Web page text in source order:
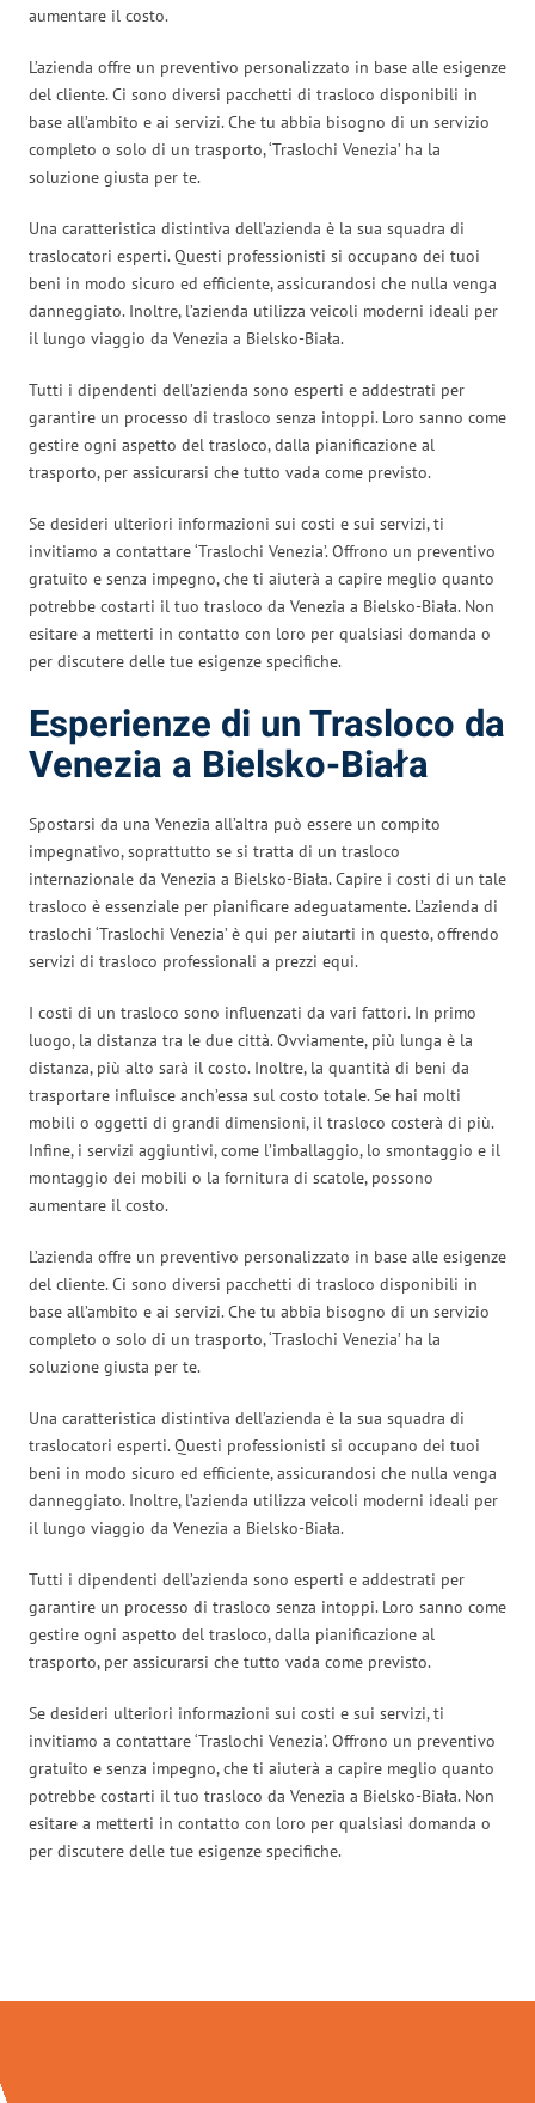
aumentare il costo.
L’azienda offre un preventivo personalizzato in base alle esigenze
del cliente. Ci sono diversi pacchetti di trasloco disponibili in
base all’ambito e ai servizi. Che tu abbia bisogno di un servizio
completo o solo di un trasporto, ‘Traslochi Venezia’ ha la
soluzione giusta per te.
Una caratteristica distintiva dell’azienda è la sua squadra di
traslocatori esperti. Questi professionisti si occupano dei tuoi
beni in modo sicuro ed efficiente, assicurandosi che nulla venga
danneggiato. Inoltre, l’azienda utilizza veicoli moderni ideali per
il lungo viaggio da Venezia a Bielsko-Biała.
Tutti i dipendenti dell’azienda sono esperti e addestrati per
garantire un processo di trasloco senza intoppi. Loro sanno come
gestire ogni aspetto del trasloco, dalla pianificazione al
trasporto, per assicurarsi che tutto vada come previsto.
Se desideri ulteriori informazioni sui costi e sui servizi, ti
invitiamo a contattare ‘Traslochi Venezia’. Offrono un preventivo
gratuito e senza impegno, che ti aiuterà a capire meglio quanto
potrebbe costarti il tuo trasloco da Venezia a Bielsko-Biała. Non
esitare a metterti in contatto con loro per qualsiasi domanda o
per discutere delle tue esigenze specifiche.
Esperienze di un Trasloco da
Venezia a Bielsko-Biała
Spostarsi da una Venezia all’altra può essere un compito
impegnativo, soprattutto se si tratta di un trasloco
internazionale da Venezia a Bielsko-Biała. Capire i costi di un tale
trasloco è essenziale per pianificare adeguatamente. L’azienda di
traslochi ‘Traslochi Venezia’ è qui per aiutarti in questo, offrendo
servizi di trasloco professionali a prezzi equi.
I costi di un trasloco sono influenzati da vari fattori. In primo
luogo, la distanza tra le due città. Ovviamente, più lunga è la
distanza, più alto sarà il costo. Inoltre, la quantità di beni da
trasportare influisce anch’essa sul costo totale. Se hai molti
mobili o oggetti di grandi dimensioni, il trasloco costerà di più.
Infine, i servizi aggiuntivi, come l’imballaggio, lo smontaggio e il
montaggio dei mobili o la fornitura di scatole, possono
aumentare il costo.
L’azienda offre un preventivo personalizzato in base alle esigenze
del cliente. Ci sono diversi pacchetti di trasloco disponibili in
base all’ambito e ai servizi. Che tu abbia bisogno di un servizio
completo o solo di un trasporto, ‘Traslochi Venezia’ ha la
soluzione giusta per te.
Una caratteristica distintiva dell’azienda è la sua squadra di
traslocatori esperti. Questi professionisti si occupano dei tuoi
beni in modo sicuro ed efficiente, assicurandosi che nulla venga
danneggiato. Inoltre, l’azienda utilizza veicoli moderni ideali per
il lungo viaggio da Venezia a Bielsko-Biała.
Tutti i dipendenti dell’azienda sono esperti e addestrati per
garantire un processo di trasloco senza intoppi. Loro sanno come
gestire ogni aspetto del trasloco, dalla pianificazione al
trasporto, per assicurarsi che tutto vada come previsto.
Se desideri ulteriori informazioni sui costi e sui servizi, ti
invitiamo a contattare ‘Traslochi Venezia’. Offrono un preventivo
gratuito e senza impegno, che ti aiuterà a capire meglio quanto
potrebbe costarti il tuo trasloco da Venezia a Bielsko-Biała. Non
esitare a metterti in contatto con loro per qualsiasi domanda o
per discutere delle tue esigenze specifiche.